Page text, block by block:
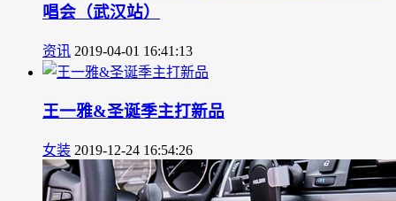
唱会（武汉站）
资讯 2019-04-01 16:41:13
王一雅&圣诞季主打新品
女装 2019-12-24 16:54:26